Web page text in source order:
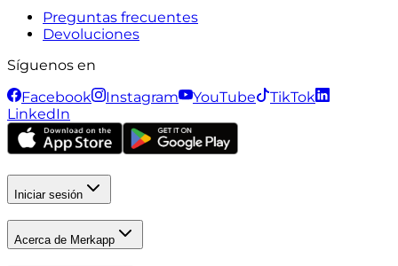
Preguntas frecuentes
Devoluciones
Síguenos en
Facebook
Instagram YouTube
TikTok
LinkedIn
Iniciar sesión
Acerca de Merkapp